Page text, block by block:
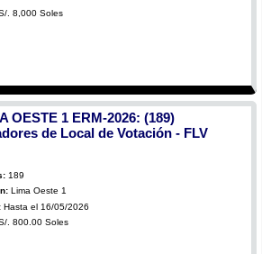
. 8,000 Soles
OESTE 1 ERM-2026: (189)
de Local de Votación - FLV
189
Lima Oeste 1
Hasta el 16/05/2026
. 800.00 Soles